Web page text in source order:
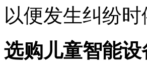
便发生纠纷
儿童智能设